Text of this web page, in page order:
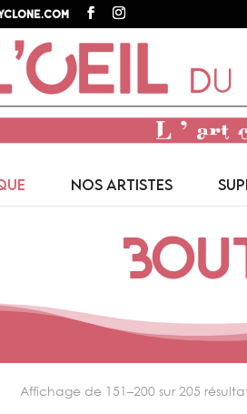
NOS ARTISTES
Affichage de 151–200 sur 205